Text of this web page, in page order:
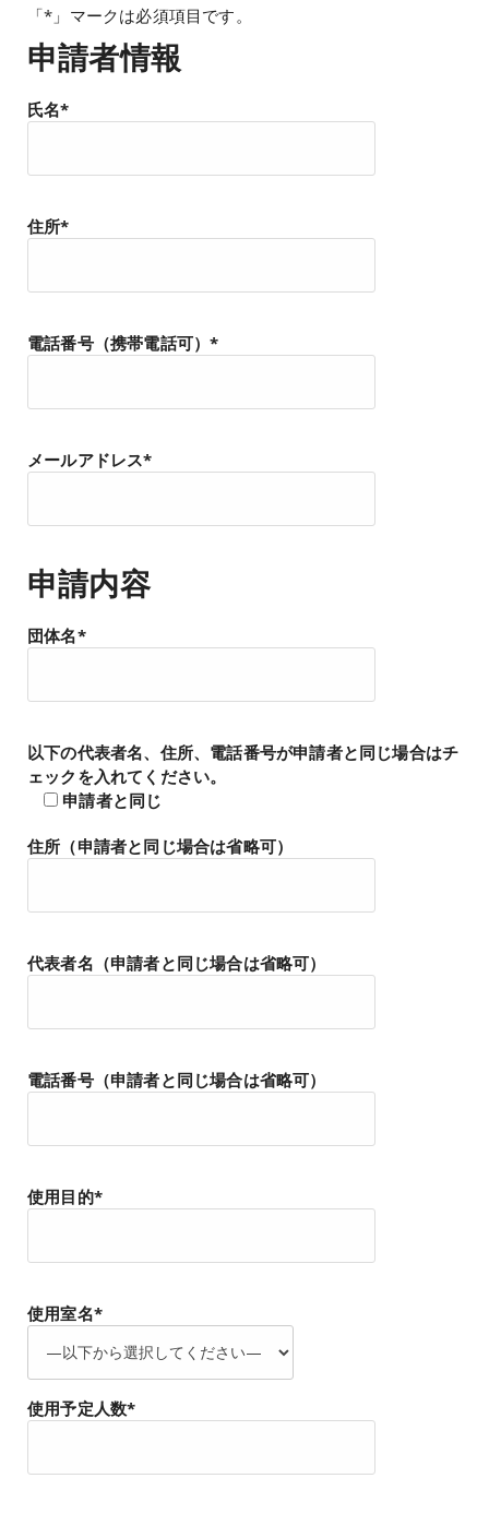
「*」マークは必須項目です。
申請者情報
氏名*
住所*
電話番号（携帯電話可）*
メールアドレス*
申請内容
団体名*
以下の代表者名、住所、電話番号が申請者と同じ場合はチ
ェックを入れてください。
申請者と同じ
住所（申請者と同じ場合は省略可）
代表者名（申請者と同じ場合は省略可）
電話番号（申請者と同じ場合は省略可）
使用目的*
使用室名*
使用予定人数*